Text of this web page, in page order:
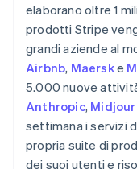
elaborano oltre 1
prodotti Stripe
grandi aziende al
Airbnb, Maerske
5.000 nuove
Anthropic,
settimana i servizi
propria suite di
dei suoi utenti e
Irlanda
English
Italia
ItalianoEnglish
Lettonia
English
Liechtenstein
Deutsch English
Lituania
English